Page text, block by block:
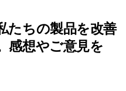
たちの製品を改善
感想やご意見を